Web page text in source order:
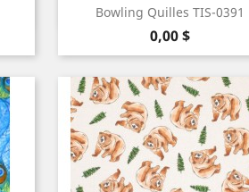
Bowling Quilles TIS-0391
Prix
0,00 $
Aperçu rapide